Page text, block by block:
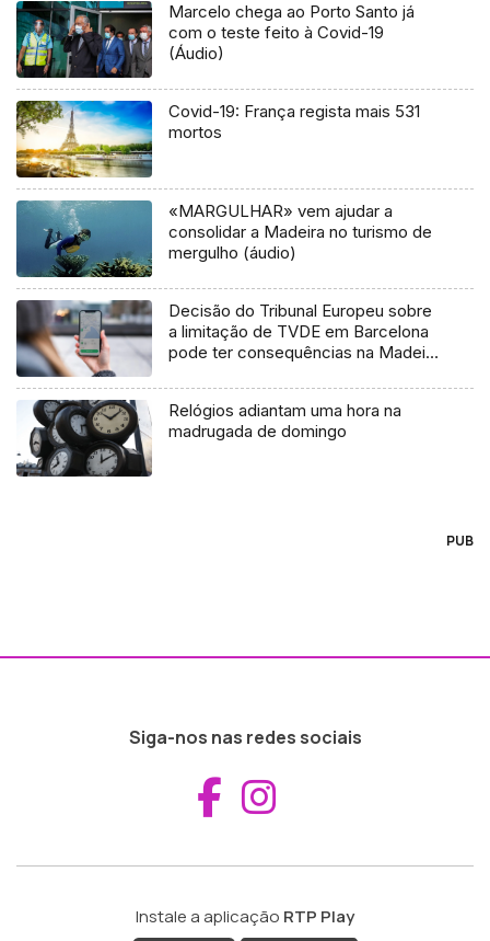
Marcelo chega ao Porto Santo já
com o teste feito à Covid-19
(Áudio)
Covid-19: França regista mais 531
mortos
«MARGULHAR» vem ajudar a
consolidar a Madeira no turismo de
mergulho (áudio)
Decisão do Tribunal Europeu sobre
a limitação de TVDE em Barcelona
pode ter consequências na Madeira
Relógios adiantam uma hora na
madrugada de domingo
PUB
Siga-nos nas redes sociais
Aceder ao
Instale a aplicação RTP Play